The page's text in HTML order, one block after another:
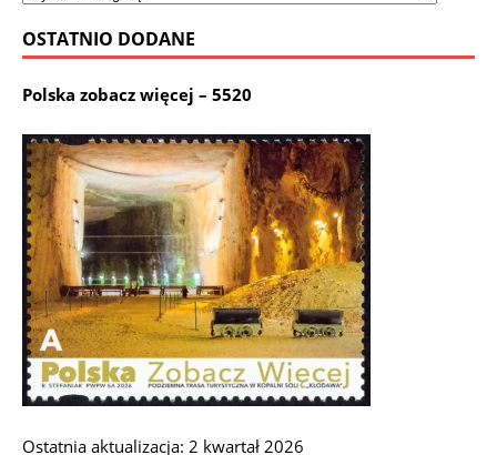
OSTATNIO DODANE
Polska zobacz więcej – 5520
Ostatnia aktualizacja: 2 kwartał 2026